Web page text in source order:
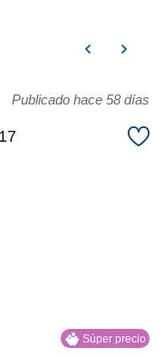
Publicado hace 58 días
Súper precio